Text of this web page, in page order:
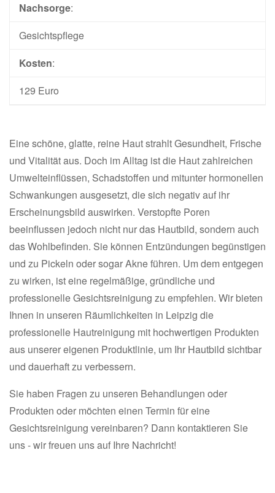
Nachsorge:
Gesichtspflege
Kosten:
129 Euro
Eine schöne, glatte, reine Haut strahlt Gesundheit, Frische
und Vitalität aus. Doch im Alltag ist die Haut zahlreichen
Umwelteinflüssen, Schadstoffen und mitunter hormonellen
Schwankungen ausgesetzt, die sich negativ auf ihr
Erscheinungsbild auswirken. Verstopfte Poren
beeinflussen jedoch nicht nur das Hautbild, sondern auch
das Wohlbefinden. Sie können Entzündungen begünstigen
und zu Pickeln oder sogar Akne führen. Um dem entgegen
zu wirken, ist eine regelmäßige, gründliche und
professionelle Gesichtsreinigung zu empfehlen. Wir bieten
Ihnen in unseren Räumlichkeiten in Leipzig die
professionelle Hautreinigung mit hochwertigen Produkten
aus unserer eigenen Produktlinie, um Ihr Hautbild sichtbar
und dauerhaft zu verbessern.
Sie haben Fragen zu unseren Behandlungen oder
Produkten oder möchten einen Termin für eine
Gesichtsreinigung vereinbaren? Dann kontaktieren Sie
uns - wir freuen uns auf Ihre Nachricht!